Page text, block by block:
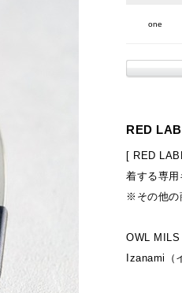
one
RED
[ RED
着する専用
※その他の
OWL MILS
Izanami（